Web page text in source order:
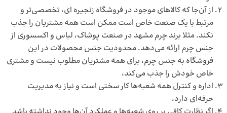
از آن‌جا که کالاهای موجود در فروشگاه زنجیره ای، تخصصی‌تر و
مرتبط با یک صنعت خاص است ممکن است همه مشتریان را جذب
نکند. مثلا برند چرم مشهد در صنعت پوشاک، لباس و اکسسوری از
جنس چرم ارائه می‌دهد. محدودیت جنس محصولات در این
فروشگاه به جنس چرم، برای همه مشتریان مطلوب نیست و مشتری
خاص خودش را جذب می‌کند،
اداره و کنترل همه شعبه‌ها کار سختی است و نیاز به مدیریت
حرفه‌ای دارد،